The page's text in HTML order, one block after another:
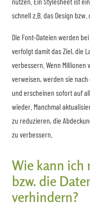
schnell z.B. das Design
Die Font-Dateien werden
verfolgt damit das Ziel, die
verbessern. Wenn Millionen
verweisen, werden sie
und erscheinen sofort auf
wieder. Manchmal
zu reduzieren, die
zu verbessern.
Wie kann ich
bzw. die
verhindern?